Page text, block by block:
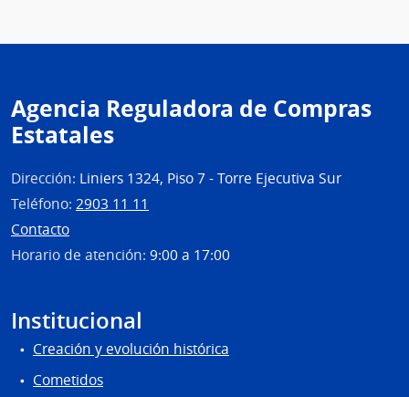
Agencia Reguladora de Compras
Estatales
Dirección: Liniers 1324, Piso 7 - Torre Ejecutiva Sur
Teléfono: 2903 11 11
Contacto
Horario de atención: 9:00 a 17:00
Institucional
Creación y evolución histórica
Cometidos